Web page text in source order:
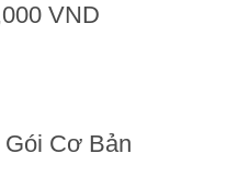
VND
Cơ Bản